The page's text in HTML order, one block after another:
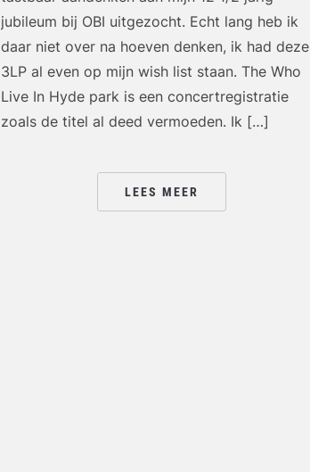
jubileum bij OBI uitgezocht. Echt lang heb ik
daar niet over na hoeven denken, ik had deze
3LP al even op mijn wish list staan. The Who
Live In Hyde park is een concertregistratie
zoals de titel al deed vermoeden. Ik […]
LEES MEER